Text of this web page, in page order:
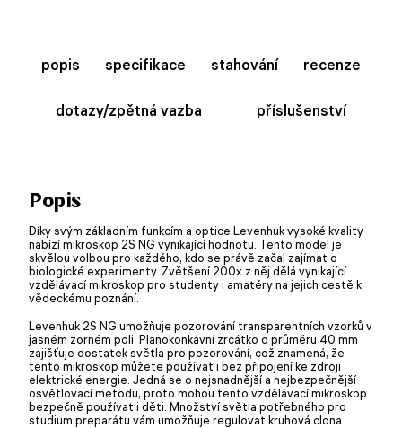
popis specifikace stahování recenze
dotazy/zpětná vazba příslušenství
Popis
Díky svým základním funkcím a optice Levenhuk vysoké kvality
nabízí mikroskop 2S NG vynikající hodnotu. Tento model je
skvělou volbou pro každého, kdo se právě začal zajímat o
biologické experimenty. Zvětšení 200x z něj dělá vynikající
vzdělávací mikroskop pro studenty i amatéry na jejich cestě k
vědeckému poznání.
Levenhuk 2S NG umožňuje pozorování transparentních vzorků v
jasném zorném poli. Planokonkávní zrcátko o průměru 40 mm
zajišťuje dostatek světla pro pozorování, což znamená, že
tento mikroskop můžete používat i bez připojení ke zdroji
elektrické energie. Jedná se o nejsnadnější a nejbezpečnější
osvětlovací metodu, proto mohou tento vzdělávací mikroskop
bezpečně používat i děti. Množství světla potřebného pro
studium preparátu vám umožňuje regulovat kruhová clona.